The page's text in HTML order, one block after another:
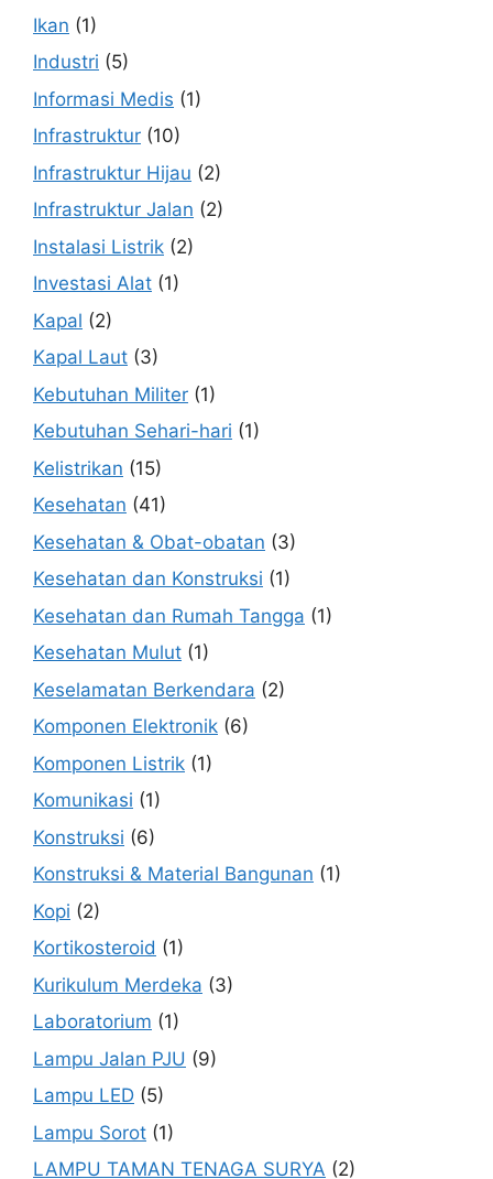
Ikan (1)
Industri (5)
Informasi Medis (1)
Infrastruktur (10)
Infrastruktur Hijau (2)
Infrastruktur Jalan (2)
Instalasi Listrik (2)
Investasi Alat (1)
Kapal (2)
Kapal Laut (3)
Kebutuhan Militer (1)
Kebutuhan Sehari-hari (1)
Kelistrikan (15)
Kesehatan (41)
Kesehatan & Obat-obatan (3)
Kesehatan dan Konstruksi (1)
Kesehatan dan Rumah Tangga (1)
Kesehatan Mulut (1)
Keselamatan Berkendara (2)
Komponen Elektronik (6)
Komponen Listrik (1)
Komunikasi (1)
Konstruksi (6)
Konstruksi & Material Bangunan (1)
Kopi (2)
Kortikosteroid (1)
Kurikulum Merdeka (3)
Laboratorium (1)
Lampu Jalan PJU (9)
Lampu LED (5)
Lampu Sorot (1)
LAMPU TAMAN TENAGA SURYA (2)